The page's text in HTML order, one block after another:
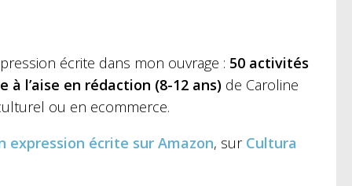
écrite dans mon ouvrage : 50 activités
l’aise en rédaction (8-12 ans) de Caroline
ou en ecommerce.
expression écrite sur Amazon, sur Cultura